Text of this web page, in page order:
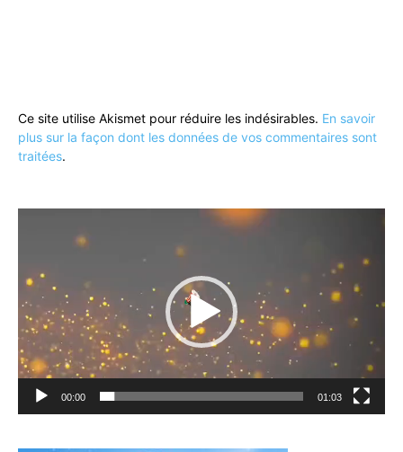
Ce site utilise Akismet pour réduire les indésirables. En savoir
plus sur la façon dont les données de vos commentaires sont
traitées.
00:00 01:03